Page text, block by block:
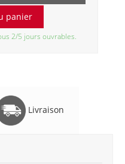
2/5 jours ouvrables.
Livraison